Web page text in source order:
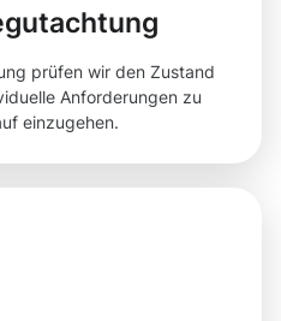
prüfen wir den Zustand
Anforderungen zu
einzugehen.